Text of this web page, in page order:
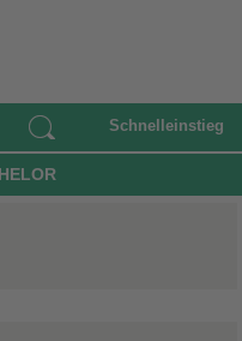
Schnelleinstieg